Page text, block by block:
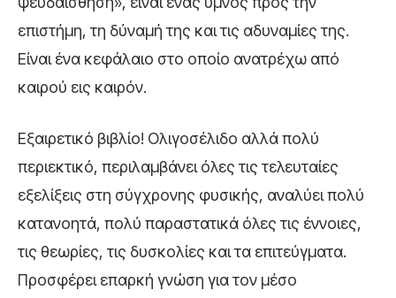
επιστήμη, τη δύναμή της και τις αδυναμίες της.
Είναι ένα κεφάλαιο στο οποίο ανατρέχω από
καιρού εις καιρόν.
Εξαιρετικό βιβλίο! Ολιγοσέλιδο αλλά πολύ
περιεκτικό, περιλαμβάνει όλες τις τελευταίες
εξελίξεις στη σύγχρονης φυσικής, αναλύει πολύ
κατανοητά, πολύ παραστατικά όλες τις έννοιες,
τις θεωρίες, τις δυσκολίες και τα επιτεύγματα.
Προσφέρει επαρκή γνώση για τον μέσο